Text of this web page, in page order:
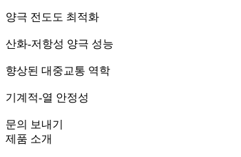
양극 전도도 최적화
산화-저항성 양극 성능
향상된 대중교통 역학
기계적-열 안정성
문의 보내기
제품 소개